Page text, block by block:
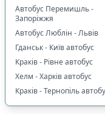
Автобус Перемишль -
Запоріжжя
Автобус Люблін - Львів
Гданськ - Київ автобус
Краків - Рівне автобус
Хелм - Харків автобус
Краків - Тернопіль